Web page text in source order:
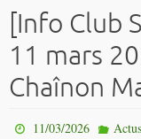
[Info Club
11 mars
Chaînon
11/03/2026 Actus